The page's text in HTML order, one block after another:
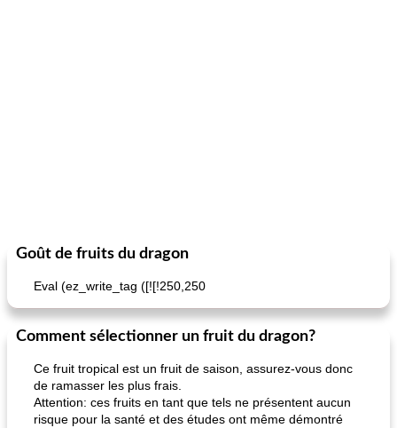
Goût de fruits du dragon
Eval (ez_write_tag ([![!250,250
Comment sélectionner un fruit du dragon?
Ce fruit tropical est un fruit de saison, assurez-vous donc
de ramasser les plus frais.
Attention: ces fruits en tant que tels ne présentent aucun
risque pour la santé et des études ont même démontré